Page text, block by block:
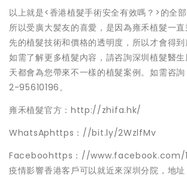
以上就是<香港植髮手術安全有效嗎？>的全
所以受廣大髪友的喜愛，是因為雍禾植髮一
先的植髮技術和價格的透明度，所以才會得到
如需了解更多植髮內容，請咨詢深圳植髮醫
天都會為您帶來不一樣的植髮案例。如需咨
2-95610196。
雍禾植髮官方：http://zhifa.hk/
WhatsAphttps：//bit.ly/2WzlfMv
Faceboohttps：//www.facebook.com/
疫情影響香港客戶可以就近來深圳分院，地